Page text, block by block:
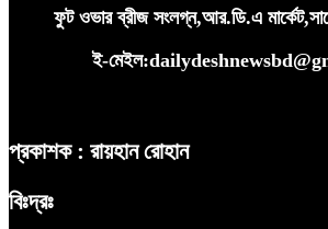
ফুট ওভার ব্রীজ সংলগ্ন,আর.ডি.এ
ই-
প্রকাশক : রায়হান রোহান
বিঃদ্রঃ